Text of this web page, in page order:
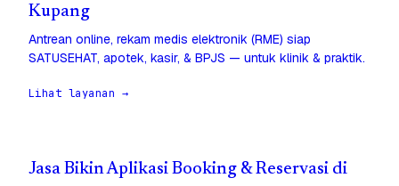
Kupang
Antrean online, rekam medis elektronik (RME) siap
SATUSEHAT, apotek, kasir, & BPJS — untuk klinik & praktik.
Lihat layanan →
Jasa Bikin Aplikasi Booking & Reservasi di